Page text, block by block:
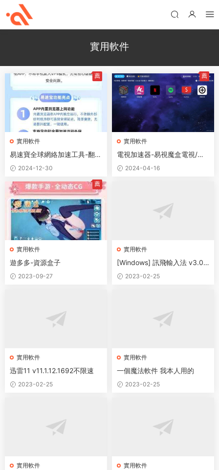
實用軟件
實用軟件
易速寶全球網絡加速工具-翻
牆-VPN-機場
2024-12-30
薦
實用軟件
電視加速器-易視魔盒電視/平
闆APP2024-04-16
薦
實用軟件
遊多多-資源盒子
2023-09-27
薦
實用軟件
[Windows] 訊飛輸入法 v3.0.
0.1727 語音輸入獨立版
2023-02-25
實用軟件
迅雷11 v11.1.12.1692不限速
2023-02-25
實用軟件
一個魔法軟件 我本人用的
2023-02-25
實用軟件 實用軟件